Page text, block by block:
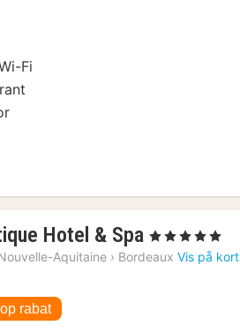
Fi
Hotel & Spa 1
nat
, 5 Stjerner
Aquitaine › Bordeaux Vis på kort
rabat